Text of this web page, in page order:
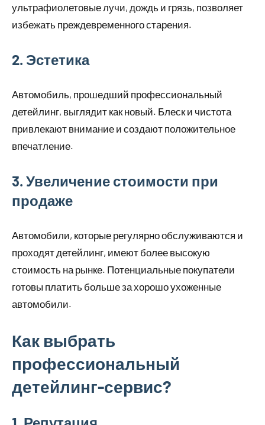
ультрафиолетовые лучи, дождь и грязь, позволяет
избежать преждевременного старения.
2. Эстетика
Автомобиль, прошедший профессиональный
детейлинг, выглядит как новый. Блеск и чистота
привлекают внимание и создают положительное
впечатление.
3. Увеличение стоимости при
продаже
Автомобили, которые регулярно обслуживаются и
проходят детейлинг, имеют более высокую
стоимость на рынке. Потенциальные покупатели
готовы платить больше за хорошо ухоженные
автомобили.
Как выбрать
профессиональный
детейлинг-сервис?